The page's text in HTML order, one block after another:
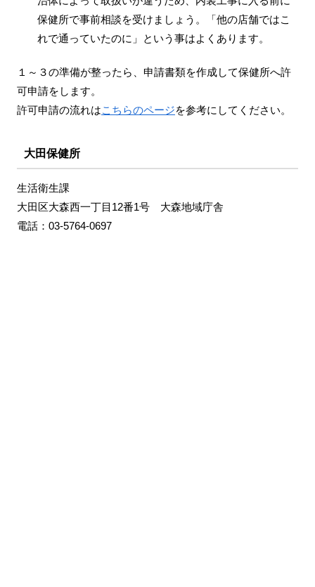
保健所で事前相談を受けましょう。「他の店舗ではこ
れで通っていたのに」という事はよくあります。
１～３の準備が整ったら、申請書類を作成して保健所へ許
可申請をします。
許可申請の流れはこちらのページを参考にしてください。
大田保健所
生活衛生課
大田区大森西一丁目12番1号 大森地域庁舎
電話：03-5764-0697